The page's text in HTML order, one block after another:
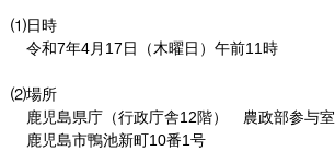
⑴日時
令和7年4月17日（木曜日）午前11時
⑵場所
鹿児島県庁（行政庁舎12階） 農政部参与室
鹿児島市鴨池新町10番1号